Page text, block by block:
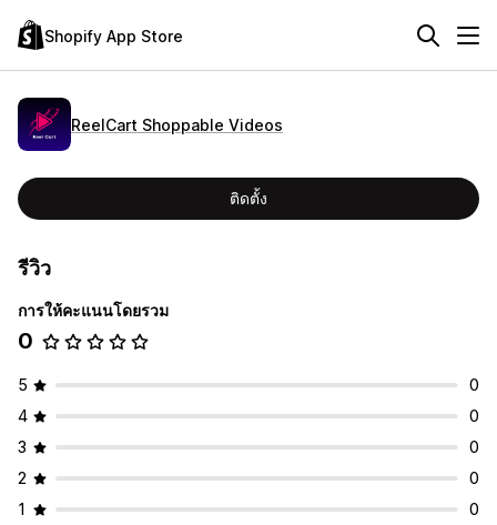
Shopify App Store
ReelCart Shoppable Videos
ติดตั้ง
รีวิว
การให้คะแนนโดยรวม
0
5
0
4
0
3
0
2
0
1
0